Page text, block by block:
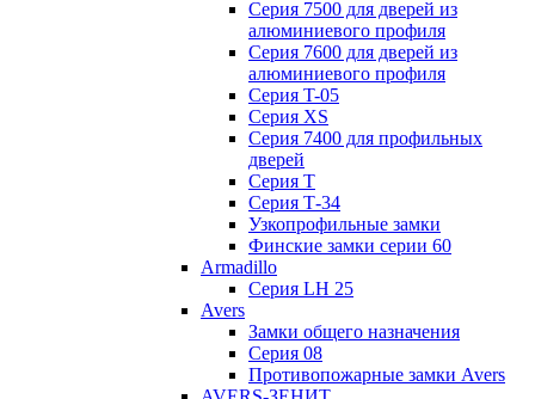
Серия 7500 для дверей из
алюминиевого профиля
Серия 7600 для дверей из
алюминиевого профиля
Серия T-05
Серия XS
Серия 7400 для профильных
дверей
Серия Т
Серия Т-34
Узкопрофильные замки
Финские замки серии 60
Armadillo
Серия LH 25
Avers
Замки общего назначения
Серия 08
Противопожарные замки Avers